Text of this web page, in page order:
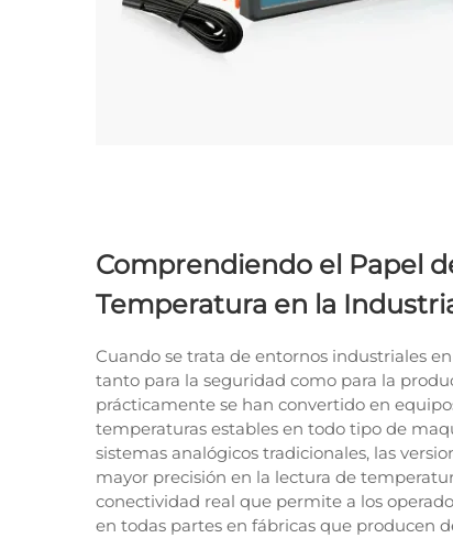
Comprendiendo el Papel
Temperatura en la
Cuando se trata de entornos industriales
tanto para la seguridad como para la
prácticamente se han convertido en
temperaturas estables en todo tipo de
sistemas analógicos tradicionales, las
mayor precisión en la lectura de
conectividad real que permite a los
en todas partes en fábricas que producen